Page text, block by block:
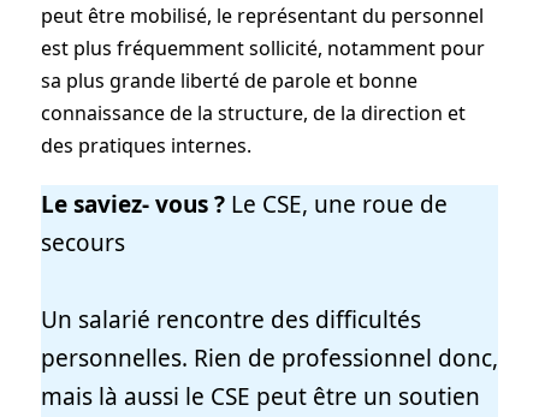
peut être mobilisé, le représentant du personnel
est plus fréquemment sollicité, notamment pour
sa plus grande liberté de parole et bonne
connaissance de la structure, de la direction et
des pratiques internes.
Le saviez- vous ?Le CSE, une roue de
secours
Un salarié rencontre des diﬃcultés
personnelles. Rien de professionnel donc,
mais là aussi le CSE peut être un soutien